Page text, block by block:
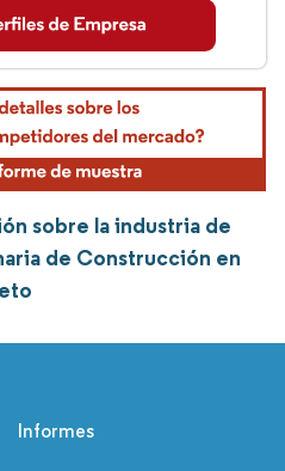
sobre la industria de
de Construcción en
Informes